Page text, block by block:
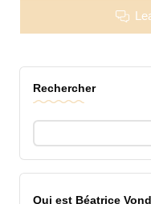
Rechercher
Qui est Béatrice